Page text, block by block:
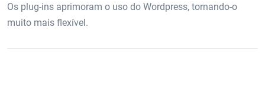
Os plug-ins aprimoram o uso do Wordpress, tornando-o
muito mais flexível.